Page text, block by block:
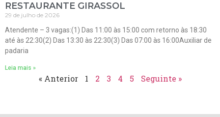
RESTAURANTE GIRASSOL
29 de julho de 2026
Atendente – 3 vagas:(1) Das 11:00 às 15:00 com retorno às 18:30
até às 22:30(2) Das 13:30 às 22:30(3) Das 07:00 às 16:00Auxiliar de
padaria
Leia mais »
« Anterior 1 2 3 4 5 Seguinte »